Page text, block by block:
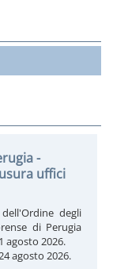
-
uffici
degli
di Perugia
agosto 2026.
agosto 2026.